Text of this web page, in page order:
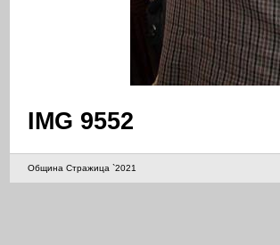
IMG 9552
Община Стражица `2021